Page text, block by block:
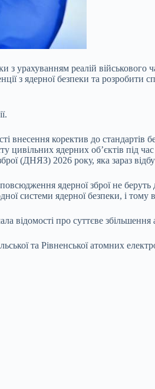
з урахуванням реалій
з ядерної безпеки та
внесення коректив до
цивільних ядерних об’єктів під
(ДНЯЗ) 2026 року, яка зараз
ядерної зброї не беруть
системи ядерної безпеки, і
відомості про суттєве
та Рівненської атомних